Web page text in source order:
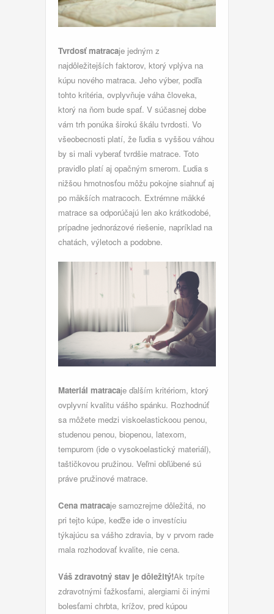
Tvrdosť matracaje jedným z
najdôležitejších faktorov, ktorý vplýva na
kúpu nového matraca. Jeho výber, podľa
tohto kritéria, ovplyvňuje váha človeka,
ktorý na ňom bude spať. V súčasnej dobe
vám trh ponúka širokú škálu tvrdosti. Vo
všeobecnosti platí, že ľudia s vyššou váhou
by si mali vyberať tvrdšie matrace. Toto
pravidlo platí aj opačným smerom. Ľudia s
nižšou hmotnosťou môžu pokojne siahnuť aj
po mäkších matracoch. Extrémne mäkké
matrace sa odporúčajú len ako krátkodobé,
prípadne jednorázové riešenie, napríklad na
chatách, výletoch a podobne.
Materiál matracaje ďalším kritériom, ktorý
ovplyvní kvalitu vášho spánku. Rozhodnúť
sa môžete medzi viskoelastickoou penou,
studenou penou, biopenou, latexom,
tempurom (ide o vysokoelastický materiál),
taštičkovou pružinou. Veľmi obľúbené sú
práve pružinové matrace.
Cena matracaje samozrejme dôležitá, no
pri tejto kúpe, keďže ide o investíciu
týkajúcu sa vášho zdravia, by v prvom rade
mala rozhodovať kvalite, nie cena.
Váš zdravotný stav je dôležitý!Ak trpíte
zdravotnými ťažkosťami, alergiami či inými
bolesťami chrbta, krížov, pred kúpou